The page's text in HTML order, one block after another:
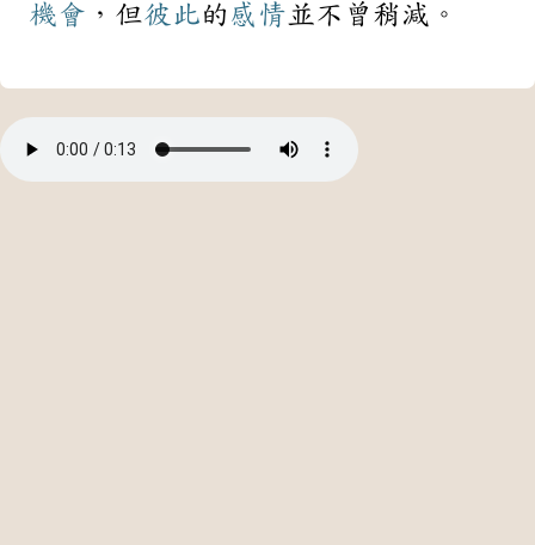
機會 ，但彼此的 感情 並不曾稍減。